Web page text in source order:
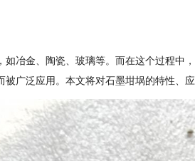
冶金、陶瓷、玻璃等。而在这个过程中
广泛应用。本文将对石墨坩埚的特性、